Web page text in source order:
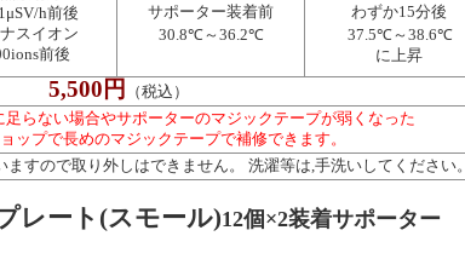
h前後
スイオン
前後
サポーター装着前
30.8℃～36.2℃
わずか15分後
37.5℃～38.6℃
に上昇
5,500円
（税込）
足らない場合やサポーターのマジックテープが弱くなった
ップで長めのマジックテープで補修できます。
すので取り外しはできません。 洗濯等は,手洗いしてください。
レート(スモール)12個×2装着サポーター